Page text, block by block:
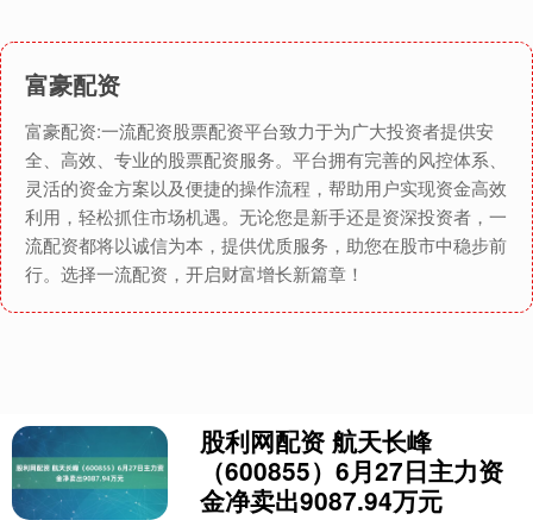
富豪配资
富豪配资:一流配资股票配资平台致力于为广大投资者提供安
全、高效、专业的股票配资服务。平台拥有完善的风控体系、
灵活的资金方案以及便捷的操作流程，帮助用户实现资金高效
利用，轻松抓住市场机遇。无论您是新手还是资深投资者，一
流配资都将以诚信为本，提供优质服务，助您在股市中稳步前
行。选择一流配资，开启财富增长新篇章！
股利网配资 航天长峰
（600855）6月27日主力资
金净卖出9087.94万元